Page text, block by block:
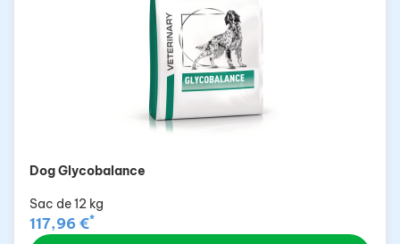
Dog Glycobalance
Sac de 12 kg
117,96 €*